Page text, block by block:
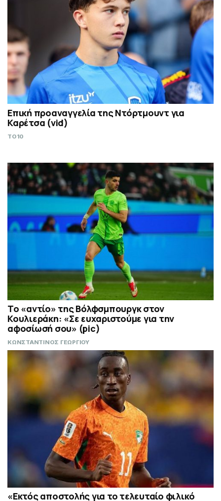
Επική προαναγγελία της Ντόρτμουντ για
Καρέτσα (vid)
TO10
Το «αντίο» της Βόλφσμπουργκ στον
Κουλιεράκη: «Σε ευχαριστούμε για την
αφοσίωσή σου» (pic)
ΚΩΝΣΤΑΝΤΙΝΟΣ ΓΕΩΡΓΙΟΥ
«Εκτός αποστολής για το τελευταίο φιλικό